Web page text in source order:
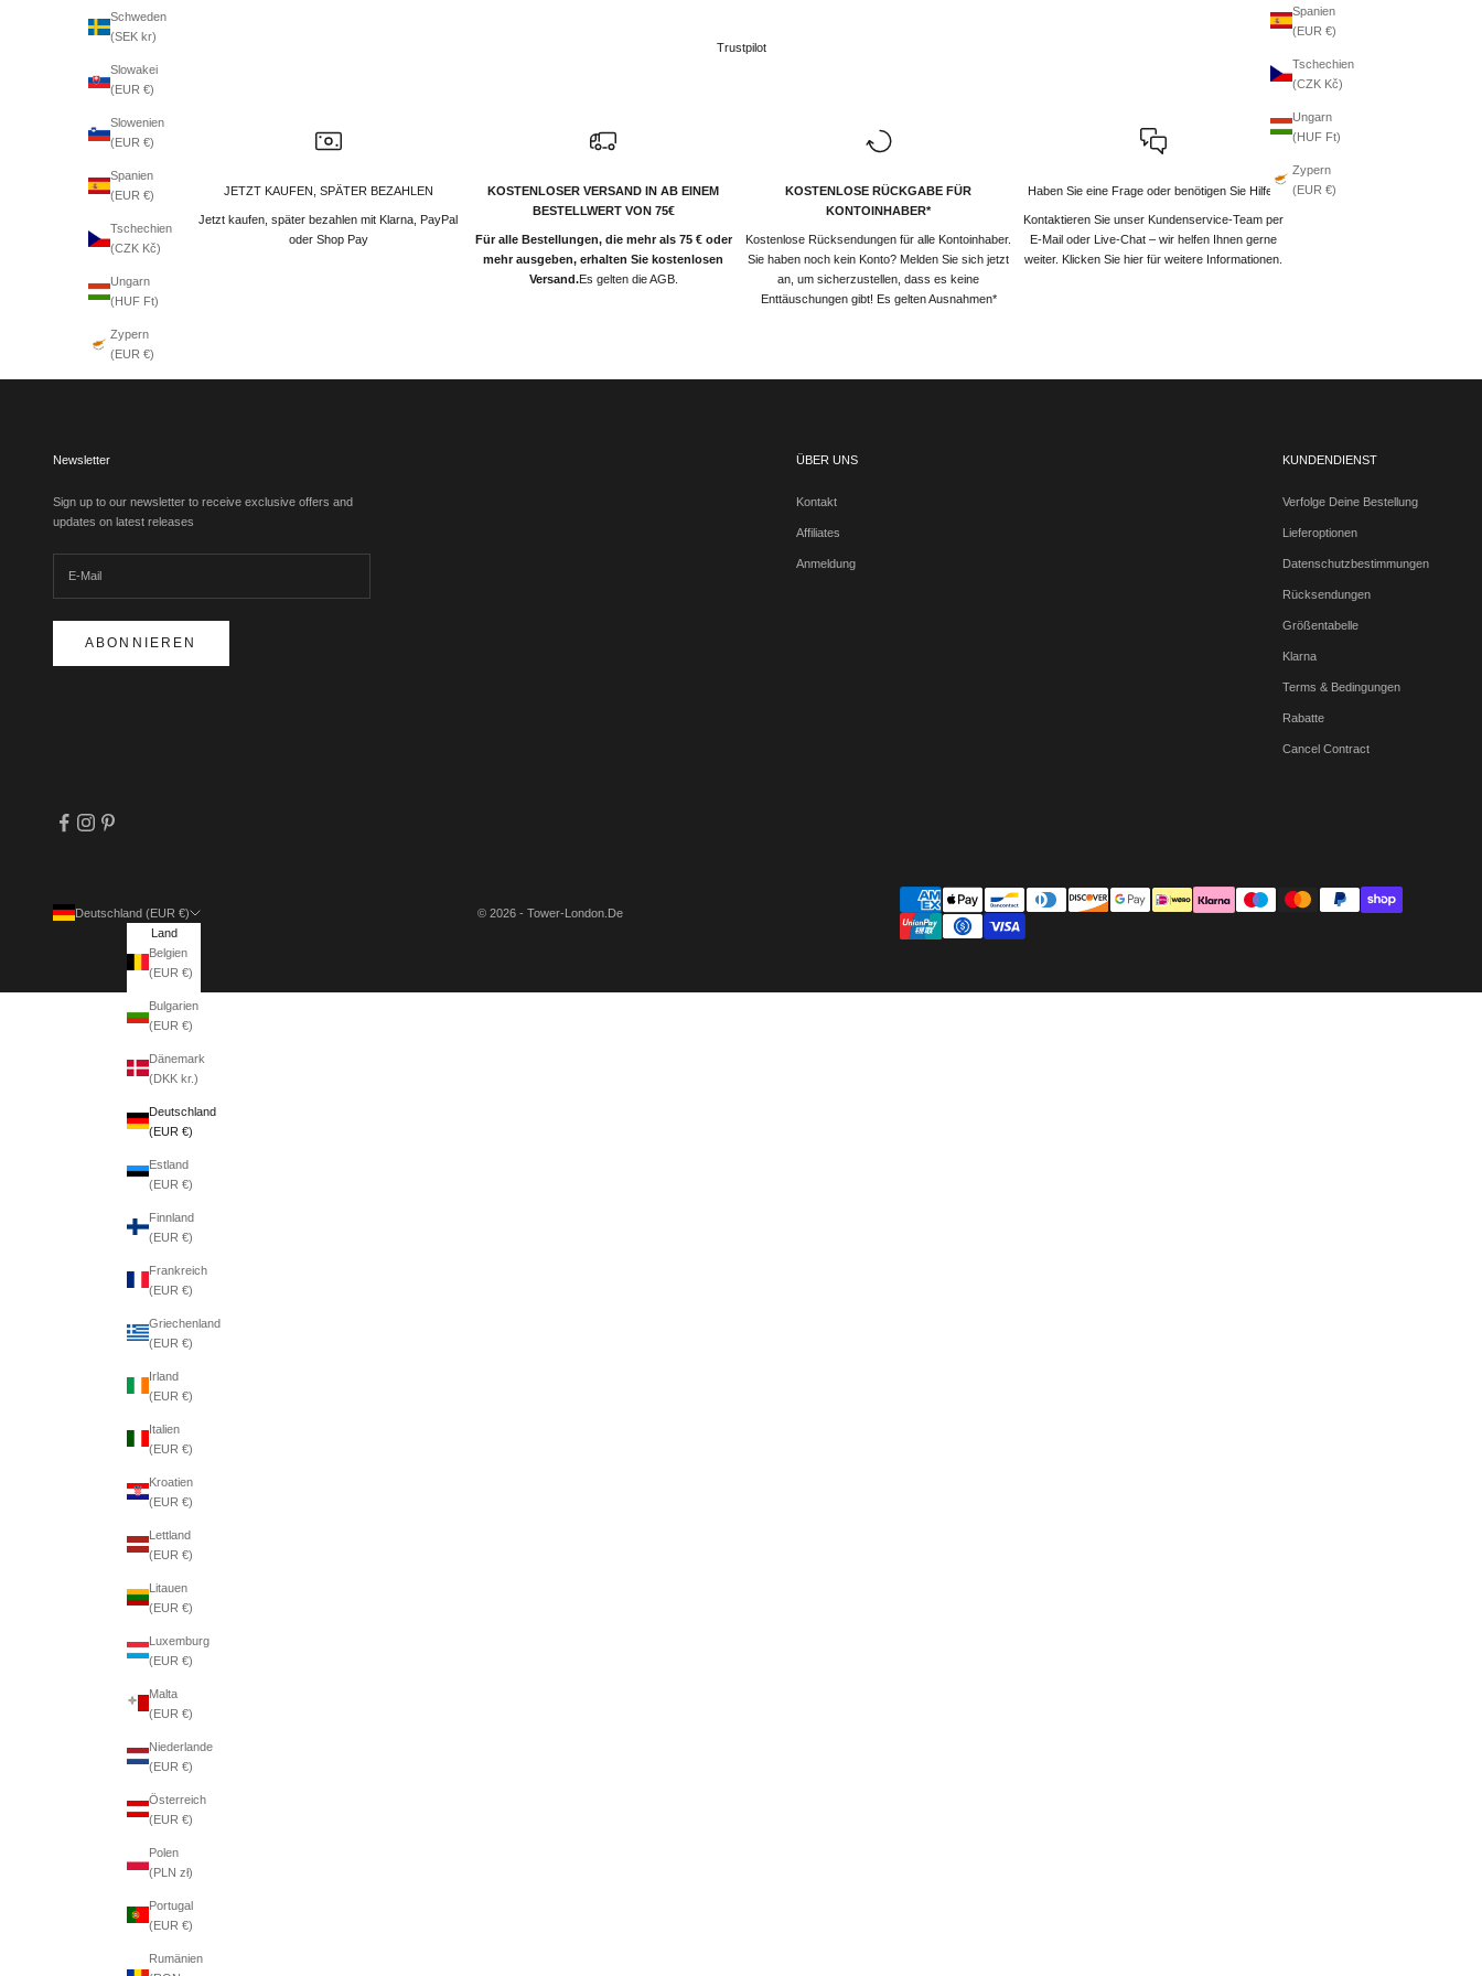
Spanien
(EUR €)
Tschechien
(CZK Kč)
Ungarn
(HUF Ft)
Zypern
(EUR €)
Schweden
(SEK kr)
Slowakei
(EUR €)
Slowenien
(EUR €)
Spanien
(EUR €)
Tschechien
(CZK Kč)
Ungarn
(HUF Ft)
Zypern
(EUR €)
Trustpilot
JETZT KAUFEN, SPÄTER BEZAHLEN
Jetzt kaufen, später bezahlen mit Klarna, PayPal
oder Shop Pay
KOSTENLOSER VERSAND IN AB EINEM
BESTELLWERT VON 75€
Für alle Bestellungen, die mehr als 75 € oder
mehr ausgeben, erhalten Sie kostenlosen
Versand.Es gelten die AGB.
KOSTENLOSE RÜCKGABE FÜR
KONTOINHABER*
Kostenlose Rücksendungen für alle Kontoinhaber.
Sie haben noch kein Konto? Melden Sie sich jetzt
an, um sicherzustellen, dass es keine
Enttäuschungen gibt! Es gelten Ausnahmen*
Haben Sie eine Frage oder benötigen Sie Hilfe?
Kontaktieren Sie unser Kundenservice-Team per
E-Mail oder Live-Chat – wir helfen Ihnen gerne
weiter. Klicken Sie hier für weitere Informationen.
Newsletter
Sign up to our newsletter to receive exclusive offers and
updates on latest releases
ABONNIEREN
ÜBER UNS
Kontakt
Affiliates
Anmeldung
KUNDENDIENST
Verfolge Deine Bestellung
Lieferoptionen
Datenschutzbestimmungen
Rücksendungen
Größentabelle
Klarna
Terms & Bedingungen
Rabatte
Cancel Contract
Deutschland (EUR €)
Land
Belgien
(EUR €)
Bulgarien
(EUR €)
Dänemark
(DKK kr.)
Deutschland
(EUR €)
Estland
(EUR €)
Finnland
(EUR €)
Frankreich
(EUR €)
Griechenland
(EUR €)
Irland
(EUR €)
Italien
(EUR €)
Kroatien
(EUR €)
Lettland
(EUR €)
Litauen
(EUR €)
Luxemburg
(EUR €)
Malta
(EUR €)
Niederlande
(EUR €)
Österreich
(EUR €)
Polen
(PLN zł)
Portugal
(EUR €)
Rumänien
© 2026 - Tower-London.De